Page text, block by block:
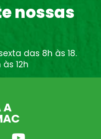
nossas
das 8h às 18.
12h
A